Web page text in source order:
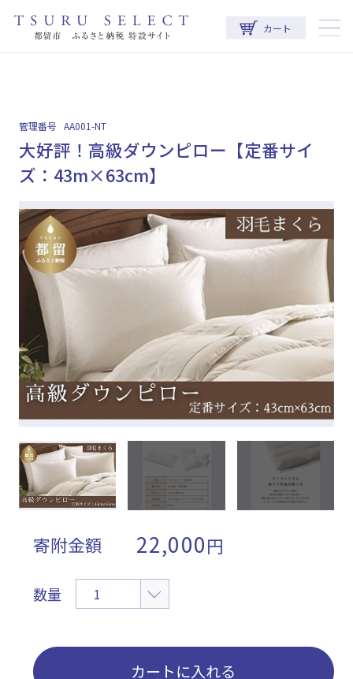
カート
管理番号 AA001-NT
大好評！高級ダウンピロー【定番サイ
ズ：43m×63cm】
寄附金額 22,000円
数量
カートに入れる